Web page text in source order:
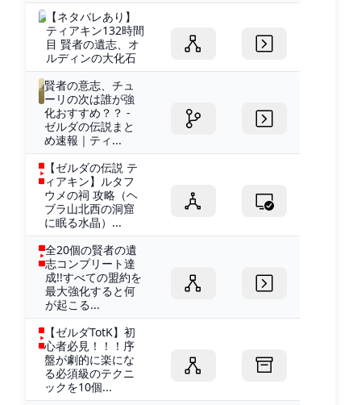
【ネタバレあり】
ティアキン132時間
目 賢者の遺志、オ
ルディンの大化石
賢者の意志、チュ
ーリの次は誰が強
化おすすめ？？ -
ゼルダの伝説まと
め速報｜ティ...
【ゼルダの伝説 テ
ィアキン】ルタフ
ウメの祠 攻略（ヘ
ブラ山北西の洞窟
に眠る水晶）...
全20個の賢者の遺
志コンプリート達
成!!すべての盟約を
最大強化すると何
が起こる...
【ゼルダTotK】初
心者必見！！！序
盤が劇的に楽にな
る必須級のテクニ
ックを10個...